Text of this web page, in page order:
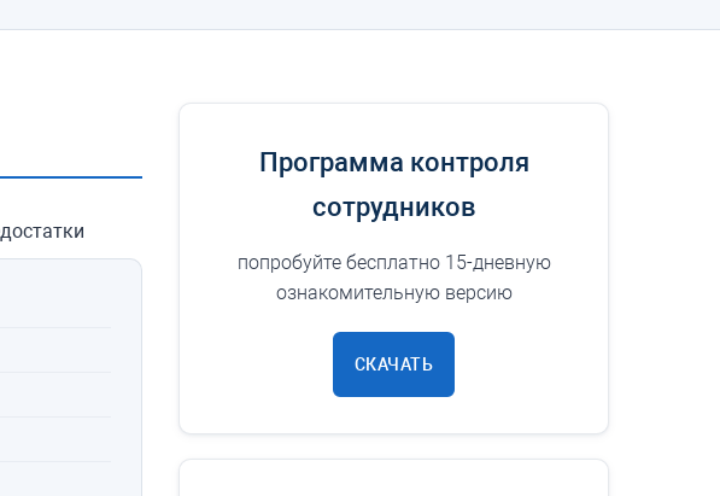
Программа контроля
сотрудников
попробуйте бесплатно 15-дневную
ознакомительную версию
СКАЧАТЬ